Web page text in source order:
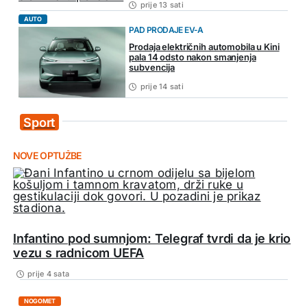
prije 13 sati
AUTO
PAD PRODAJE EV-A
Prodaja električnih automobila u Kini
pala 14 odsto nakon smanjenja
subvencija
prije 14 sati
Sport
NOVE OPTUŽBE
Infantino pod sumnjom: Telegraf tvrdi da je krio
vezu s radnicom UEFA
prije 4 sata
NOGOMET